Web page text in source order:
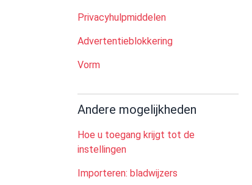
Privacyhulpmiddelen
Advertentieblokkering
Vorm
Andere mogelijkheden
Hoe u toegang krijgt tot de
instellingen
Importeren: bladwijzers